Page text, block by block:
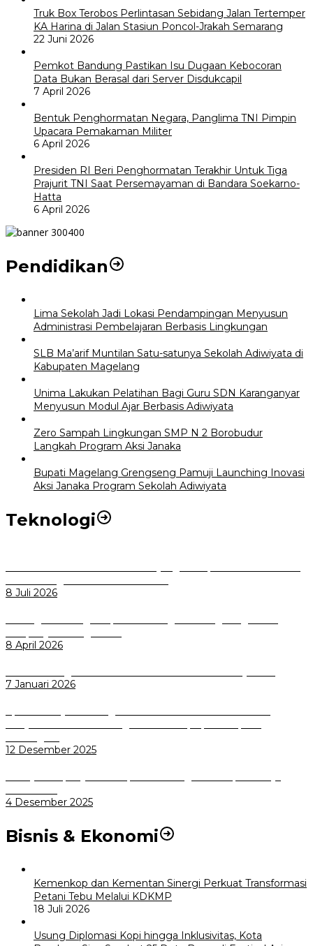
Truk Box Terobos Perlintasan Sebidang Jalan Tertemper
KA Harina di Jalan Stasiun Poncol-Jrakah Semarang
22 Juni 2026
Pemkot Bandung Pastikan Isu Dugaan Kebocoran
Data Bukan Berasal dari Server Disdukcapil
7 April 2026
Bentuk Penghormatan Negara, Panglima TNI Pimpin
Upacara Pemakaman Militer
6 April 2026
Presiden RI Beri Penghormatan Terakhir Untuk Tiga
Prajurit TNI Saat Persemayaman di Bandara Soekarno-
Hatta
6 April 2026
Pendidikan
Lima Sekolah Jadi Lokasi Pendampingan Menyusun
Administrasi Pembelajaran Berbasis Lingkungan
SLB Ma’arif Muntilan Satu-satunya Sekolah Adiwiyata di
Kabupaten Magelang
Unima Lakukan Pelatihan Bagi Guru SDN Karanganyar
Menyusun Modul Ajar Berbasis Adiwiyata
Zero Sampah Lingkungan SMP N 2 Borobudur
Langkah Program Aksi Janaka
Bupati Magelang Grengseng Pamuji Launching Inovasi
Aksi Janaka Program Sekolah Adiwiyata
Teknologi
8 Juli 2026
8 April 2026
7 Januari 2026
12 Desember 2025
4 Desember 2025
Bisnis & Ekonomi
Kemenkop dan Kementan Sinergi Perkuat Transformasi
Petani Tebu Melalui KDKMP
18 Juli 2026
Usung Diplomasi Kopi hingga Inklusivitas, Kota